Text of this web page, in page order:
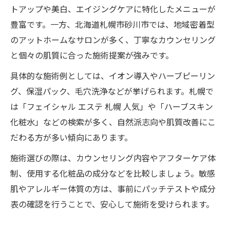
トアップや美白、エイジングケアに特化したメニューが
豊富です。一方、北海道札幌市砂川市では、地域密着型
のアットホームなサロンが多く、丁寧なカウンセリング
と個々の肌質に合った施術提案が強みです。
具体的な施術例としては、イオン導入やハーブピーリン
グ、保湿パック、毛穴洗浄などが挙げられます。札幌で
は「フェイシャル エステ 札幌 人気」や「ハーブスキン
化粧水」などの検索が多く、自然派志向や肌質改善にこ
だわる方が多い傾向にあります。
施術選びの際は、カウンセリング内容やアフターケア体
制、使用する化粧品の成分などを比較しましょう。敏感
肌やアレルギー体質の方は、事前にパッチテストや成分
表の確認を行うことで、安心して施術を受けられます。